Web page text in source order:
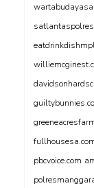
pbcvoice.com